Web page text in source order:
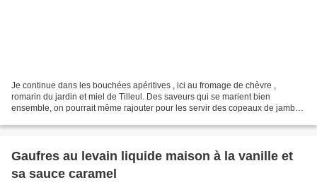
Je continue dans les bouchées apéritives , ici au fromage de chèvre ,
romarin du jardin et miel de Tilleul. Des saveurs qui se marient bien
ensemble, on pourrait même rajouter pour les servir des copeaux de jambon
Gaufres au levain liquide maison à la vanille et
sa sauce caramel